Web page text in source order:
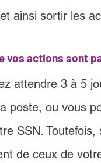
ainsi sortir les
vos actions sont
attendre 3 à 5
poste, ou vous
SSN.
de ceux de